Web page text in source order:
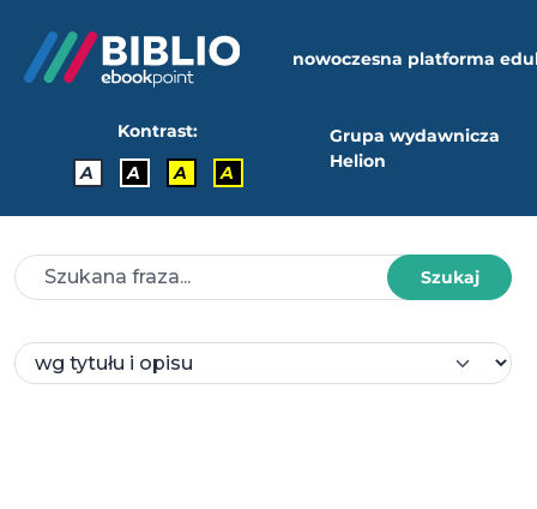
nowoczesna platforma
Kontrast:
A
A A A
Grupa wydawnicza
Helion
Szukaj